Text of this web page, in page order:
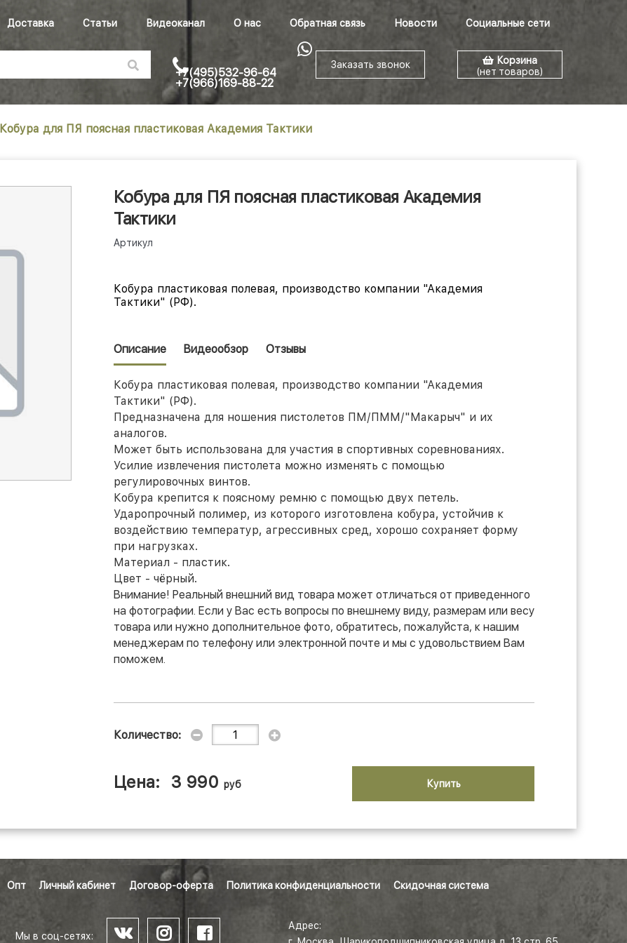
Доставка Статьи Видеоканал О нас Обратная связь Новости Социальные сети
+7(495)532-96-64
+7(966)169-88-22
Заказать звонок
Корзина
(нет товаров)
Кобура для ПЯ поясная пластиковая Академия Тактики
Кобура для ПЯ поясная пластиковая Академия
Тактики
Артикул
Кобура пластиковая полевая, производство компании "Академия
Тактики" (РФ).
Описание Видеообзор Отзывы
Кобура пластиковая полевая, производство компании "Академия
Тактики" (РФ).
Предназначена для ношения пистолетов ПМ/ПММ/"Макарыч" и их
аналогов.
Может быть использована для участия в спортивных соревнованиях.
Усилие извлечения пистолета можно изменять с помощью
регулировочных винтов.
Кобура крепится к поясному ремню с помощью двух петель.
Ударопрочный полимер, из которого изготовлена кобура, устойчив к
воздействию температур, агрессивных сред, хорошо сохраняет форму
при нагрузках.
Материал - пластик.
Цвет - чёрный.
Внимание! Реальный внешний вид товара может отличаться от приведенного
на фотографии. Если у Вас есть вопросы по внешнему виду, размерам или весу
товара или нужно дополнительное фото, обратитесь, пожалуйста, к нашим
менеджерам по телефону или электронной почте и мы с удовольствием Вам
поможем.
Количество:
Цена: 3 990 руб Купить
Опт Личный кабинет Договор-оферта Политика конфиденциальности Скидочная система
Мы в соц-сетях:
Адрес: